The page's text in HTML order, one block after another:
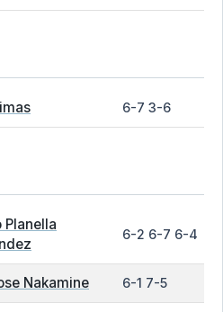
6-7 3-6
Planella
6-2 6-7 6-4
Nakamine 6-1 7-5